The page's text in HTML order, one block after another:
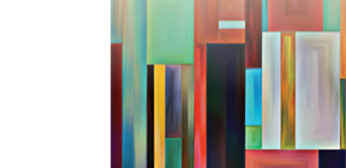
הנחת אתר ספר מודפס
$46
$41